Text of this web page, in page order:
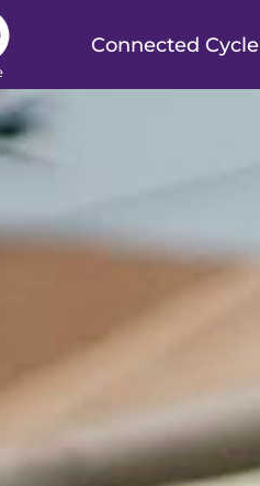
Connected Cycle